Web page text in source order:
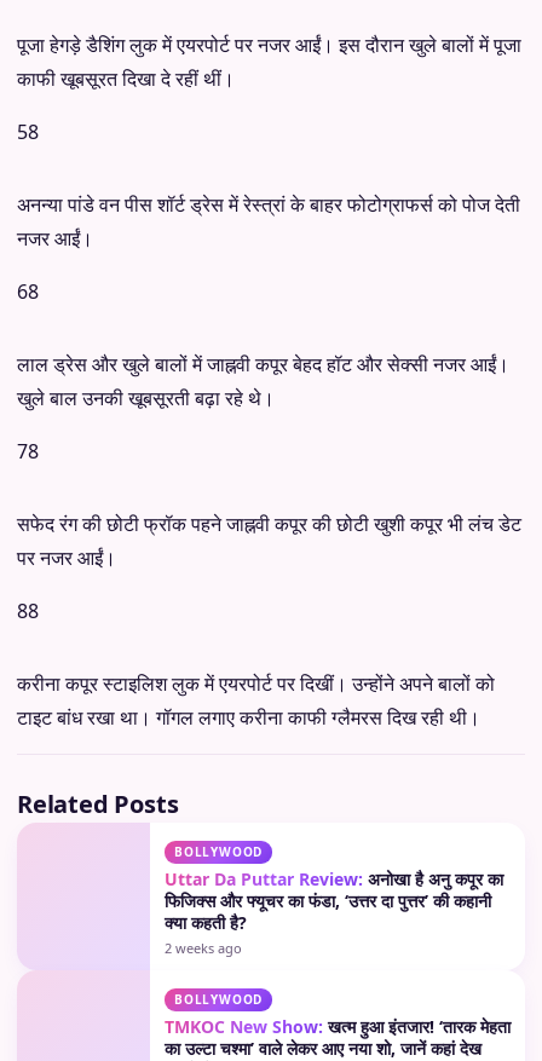
पूजा हेगड़े डैशिंग लुक में एयरपोर्ट पर नजर आईं। इस दौरान खुले बालों में पूजा
काफी खूबसूरत दिखा दे रहीं थीं।
58
अनन्या पांडे वन पीस शॉर्ट ड्रेस में रेस्त्रां के बाहर फोटोग्राफर्स को पोज देती
नजर आईं।
68
लाल ड्रेस और खुले बालों में जाह्नवी कपूर बेहद हॉट और सेक्सी नजर आईं।
खुले बाल उनकी खूबसूरती बढ़ा रहे थे।
78
सफेद रंग की छोटी फ्रॉक पहने जाह्नवी कपूर की छोटी खुशी कपूर भी लंच डेट
पर नजर आईं।
88
करीना कपूर स्टाइलिश लुक में एयरपोर्ट पर दिखीं। उन्होंने अपने बालों को
टाइट बांध रखा था। गॉगल लगाए करीना काफी ग्लैमरस दिख रही थी।
Related Posts
BOLLYWOOD
Uttar Da Puttar Review: अनोखा है अनु कपूर का
फिजिक्स और फ्यूचर का फंडा, ‘उत्तर दा पुत्तर’ की कहानी
क्या कहती है?
2 weeks ago
BOLLYWOOD
TMKOC New Show: खत्म हुआ इंतजार! ‘तारक मेहता
का उल्टा चश्मा’ वाले लेकर आए नया शो, जानें कहां देख